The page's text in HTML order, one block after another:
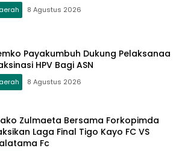
8 Agustus 2026
Payakumbuh Dukung Pelaksanaa
HPV Bagi ASN
8 Agustus 2026
Zulmaeta Bersama Forkopimda
Laga Final Tigo Kayo FC VS
Fc